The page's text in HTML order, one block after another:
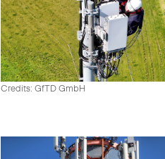
Credits: GfTD GmbH